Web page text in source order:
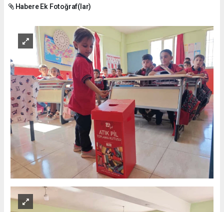
Habere Ek Fotoğraf(lar)